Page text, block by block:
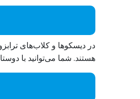
در دیسکوها و کلاب‌های
هستند. شما می‌توانید با